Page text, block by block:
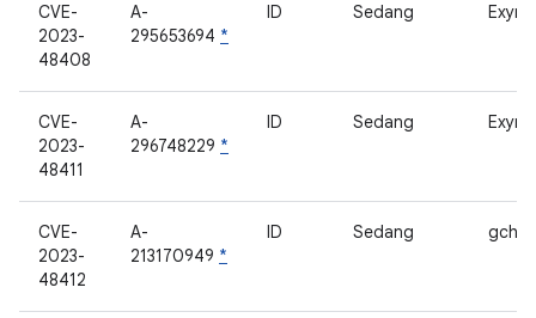
CVE-
2023-
48408
A-
295653694 *
ID Sedang
CVE-
2023-
48411
A-
296748229 *
ID Sedang
CVE-
2023-
48412
A-
213170949 *
ID Sedang